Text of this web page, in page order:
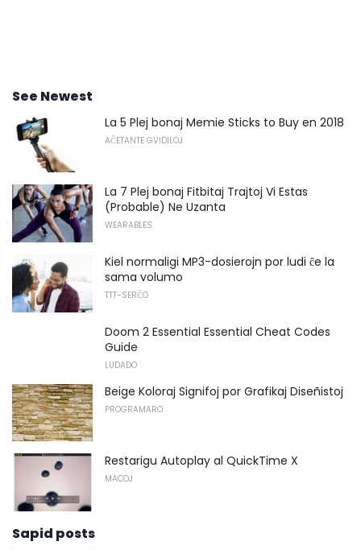
See Newest
La 5 Plej bonaj Memie Sticks to Buy en 2018
AĈETANTE GVIDILOJ
La 7 Plej bonaj Fitbitaj Trajtoj Vi Estas
(Probable) Ne Uzanta
WEARABLES
Kiel normaligi MP3-dosierojn por ludi ĉe la
sama volumo
TTT-SERĈO
Doom 2 Essential Essential Cheat Codes
Guide
LUDADO
Beige Koloraj Signifoj por Grafikaj Diseñistoj
PROGRAMARO
Restarigu Autoplay al QuickTime X
MACOJ
Sapid posts